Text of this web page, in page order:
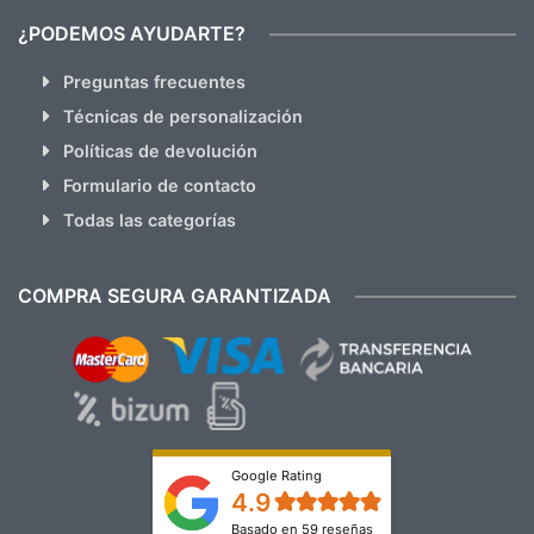
¿PODEMOS AYUDARTE?
Preguntas frecuentes
Técnicas de personalización
Políticas de devolución
Formulario de contacto
Todas las categorías
COMPRA SEGURA GARANTIZADA
Google Rating
4.9
Basado en 59 reseñas